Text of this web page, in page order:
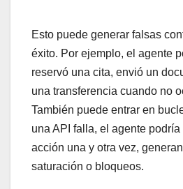
Esto puede generar falsas
éxito. Por ejemplo, el agente
reservó una cita, envió un
una transferencia cuando no
También puede entrar en
una API falla, el agente
acción una y otra vez,
saturación o bloqueos.